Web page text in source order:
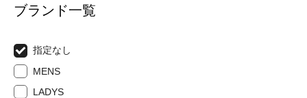
ブランド一覧
指定なし
MENS
LADYS